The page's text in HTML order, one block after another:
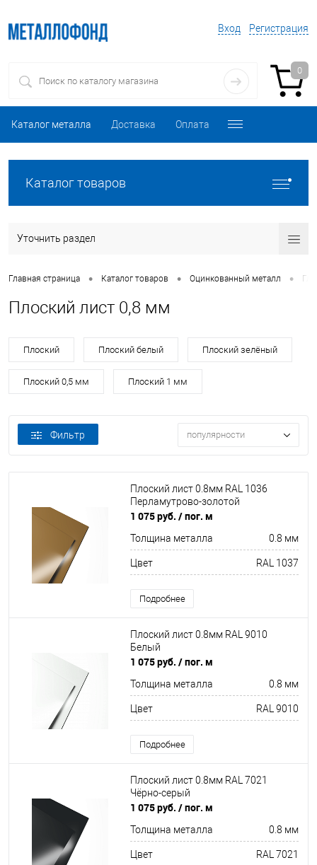
Вход Регистрация
0
Каталог металла Доставка Оплата
Каталог товаров
Уточнить раздел
Главная страница • Каталог товаров • Оцинкованный металл •
Плоский лист 0,8 мм
Плоский Плоский белый Плоский зелёный
Плоский 0,5 мм Плоский 1 мм
Фильтр популярности
Плоский лист 0.8мм RAL 1036
Перламутрово-золотой
1 075 руб. / пог. м
Толщина металла 0.8 мм
Цвет RAL 1037
Подробнее
Плоский лист 0.8мм RAL 9010
Белый
1 075 руб. / пог. м
Толщина металла 0.8 мм
Цвет RAL 9010
Подробнее
Плоский лист 0.8мм RAL 7021
Чёрно-серый
1 075 руб. / пог. м
Толщина металла 0.8 мм
Цвет RAL 7021